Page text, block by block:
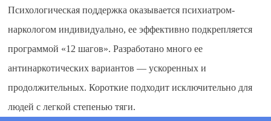
Психологическая поддержка оказывается психиатром-
наркологом индивидуально, ее эффективно подкрепляется
программой «12 шагов». Разработано много ее
антинаркотических вариантов — ускоренных и
продолжительных. Короткие подходит исключительно для
людей с легкой степенью тяги.